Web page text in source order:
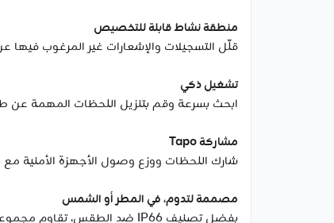
منطقة نشاط قابلة للتخصيص
قلّل التسجيلات والإشعارات غير المرغوب
تشغيل ذكي
ابحث بسرعة وقم بتنزيل اللحظات المهمة عن
مشاركة Tapo
شارك اللحظات ووزع وصول الأجهزة الأمنية
مصممة لتدوم، في المطر أو الشمس
بفضل تصنيف IP66 ضد الطقس، تقاوم مجموعة Tapo C460 KIT المطر والغبار والثلج والشمس الحارقة، مما يضمن المتانة في أي بيئة.